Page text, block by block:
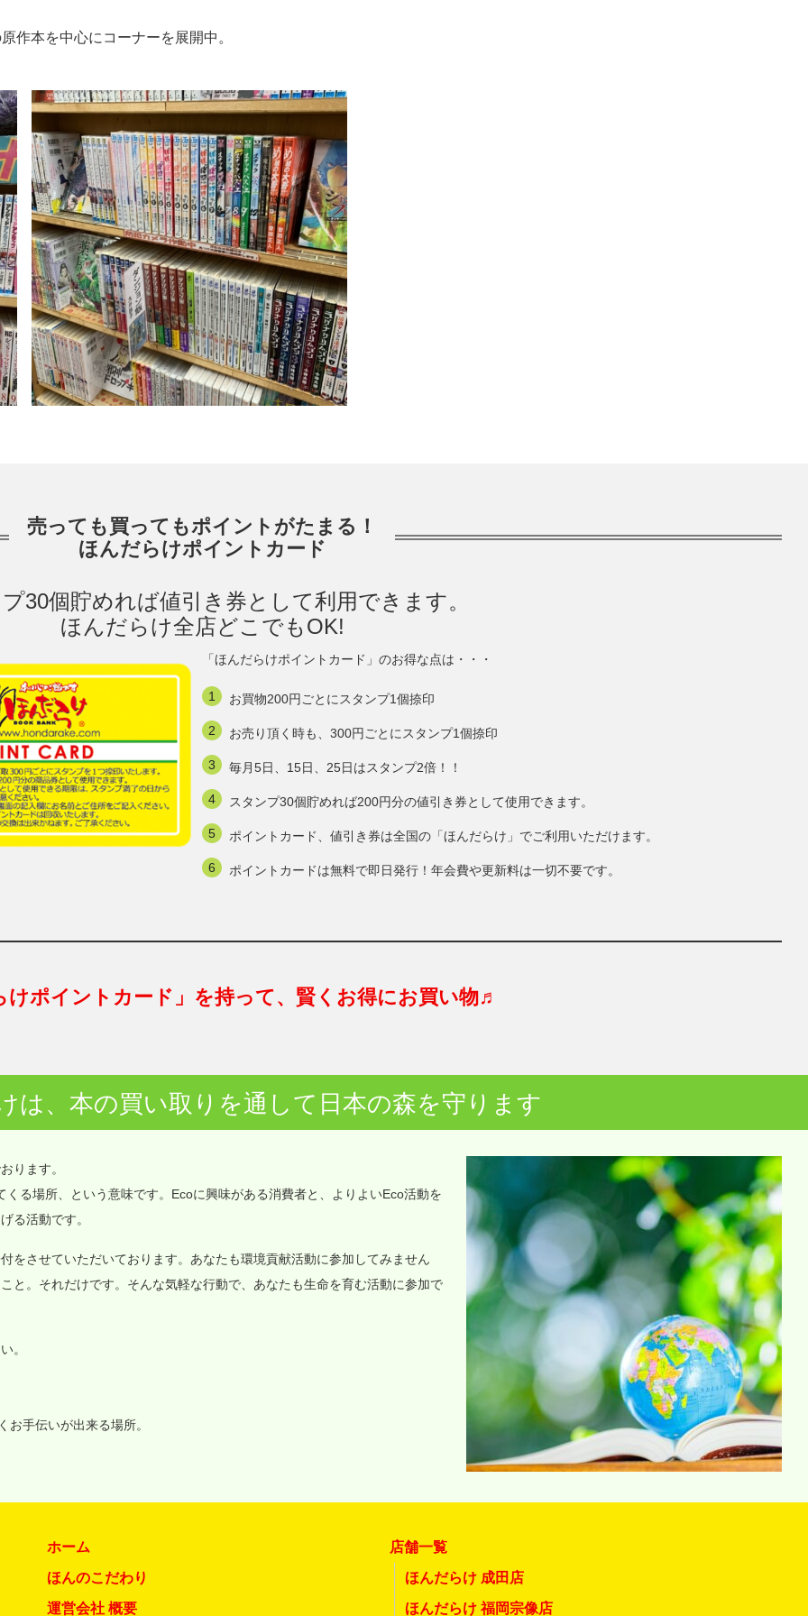
作本を中心にコーナーを展開中。
売っても買ってもポイントがたまる！
ほんだらけポイントカード
30個貯めれば値引き券として利用できます。
ほんだらけ全店どこでもOK!
「ほんだらけポイントカード」のお得な点は・・・
お買物200円ごとにスタンプ1個捺印
お売り頂く時も、300円ごとにスタンプ1個捺印
毎月5日、15日、25日はスタンプ2倍！！
スタンプ30個貯めれば200円分の値引き券として使用できます。
ポイントカード、値引き券は全国の「ほんだらけ」でご利用いただけます。
ポイントカードは無料で即日発行！年会費や更新料は一切不要です。
けポイントカード」を持って、賢くお得にお買い物♬
は、本の買い取りを通して日本の森を守ります
ります。
る場所、という意味です。Ecoに興味がある消費者と、よりよいEco活動を
る活動です。
をさせていただいております。あなたも環境貢献活動に参加してみません
と。それだけです。そんな気軽な行動で、あなたも生命を育む活動に参加で
。
手伝いが出来る場所。
ホーム
ほんのこだわり
運営会社 概要
店舗一覧
ほんだらけ 成田店
ほんだらけ 福岡宗像店